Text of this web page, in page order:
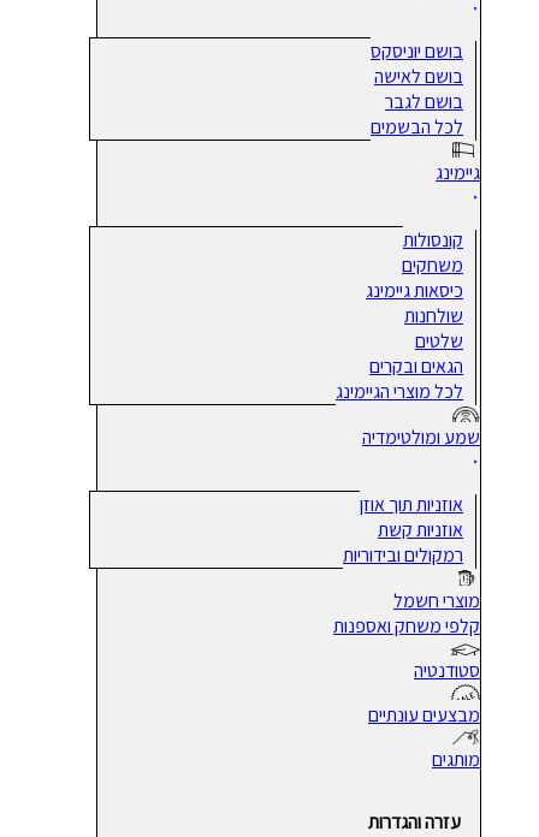
בושם יוניסקס
בושם לאישה
בושם לגבר
לכל הבשמים
גיימינג
קונסולות
משחקים
כיסאות גיימינג
שולחנות
שלטים
הגאים ובקרים
לכל מוצרי הגיימינג
שמע ומולטימדיה
אוזניות תוך אוזן
אוזניות קשת
רמקולים ובידוריות
מוצרי חשמל
קלפי משחק ואספנות
סטודנטיה
מבצעים עונתיים
מותגים
עזרה והגדרות